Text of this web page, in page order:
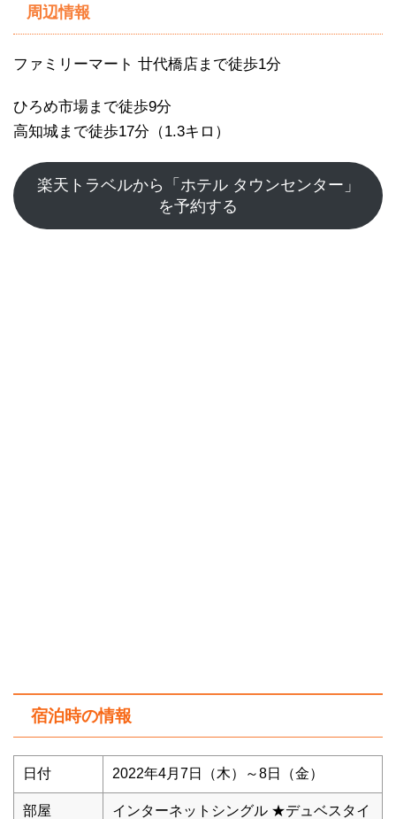
周辺情報
ファミリーマート 廿代橋店まで徒歩1分
ひろめ市場まで徒歩9分
高知城まで徒歩17分（1.3キロ）
楽天トラベルから「ホテル タウンセンター」
を予約する
宿泊時の情報
日付 2022年4月7日（木）～8日（金）
部屋
インターネットシングル ★デュベスタイ